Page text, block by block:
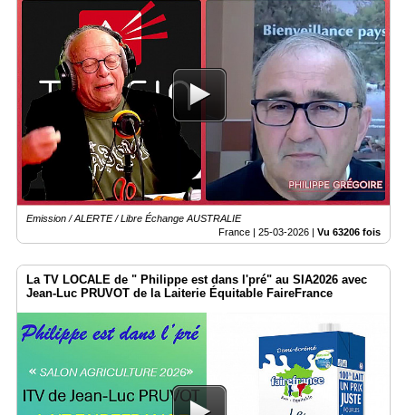
Emission / ALERTE / Libre Échange AUSTRALIE
France | 25-03-2026 | Vu 63206 fois
La TV LOCALE de " Philippe est dans l'pré" au SIA2026 avec
Jean-Luc PRUVOT de la Laiterie Équitable FaireFrance